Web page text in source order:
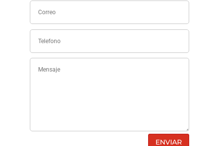
ENVIAR